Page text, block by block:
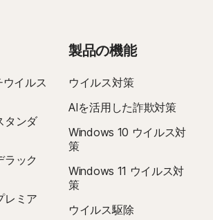
ウイルス
タンダ
ラック
レミア
製品の機能
ウイルス対策
AIを活用した詐欺対策
Windows 10 ウイルス対
策
Windows 11 ウイルス対
策
ウイルス駆除